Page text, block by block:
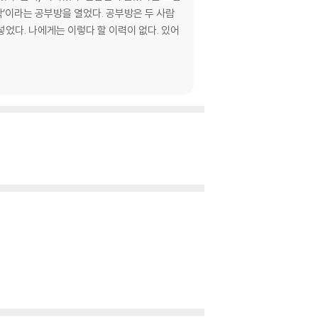
이라는 공부방을 열었다. 공부방은 두 사람
다. 나에게는 이렇다 할 이력이 없다. 있어